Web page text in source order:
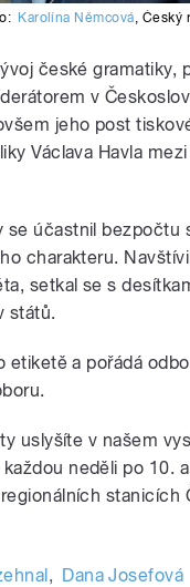
Karolína Němcová, Český
české gramatiky,
v
jeho post
Václava Havla
se účastnil bezpočtu
charakteru.
setkal se s
států.
etiketě a pořádá
uslyšíte v našem
neděli po 10.
stanicích
, Dana Josefová